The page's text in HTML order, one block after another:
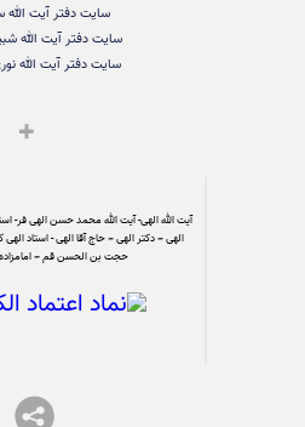
سایت دفتر آیت الله
سایت دفتر آیت الله
سایت دفتر آیت الله
آیت الله الهی- آیت الله محمد حسن الهی فر-
الهی – دکتر الهی – حاج آقا الهی - استاد
حجت بن الحسن قم –